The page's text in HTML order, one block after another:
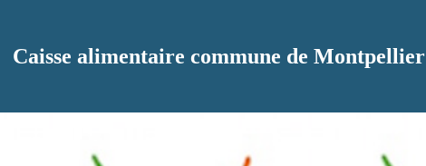
Caisse alimentaire commune de Montpellier